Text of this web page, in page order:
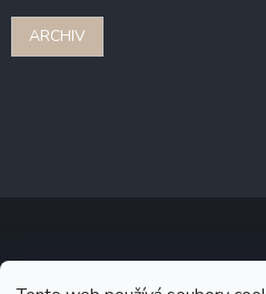
ARCHIV
Copyright 2026 Stonebridge .